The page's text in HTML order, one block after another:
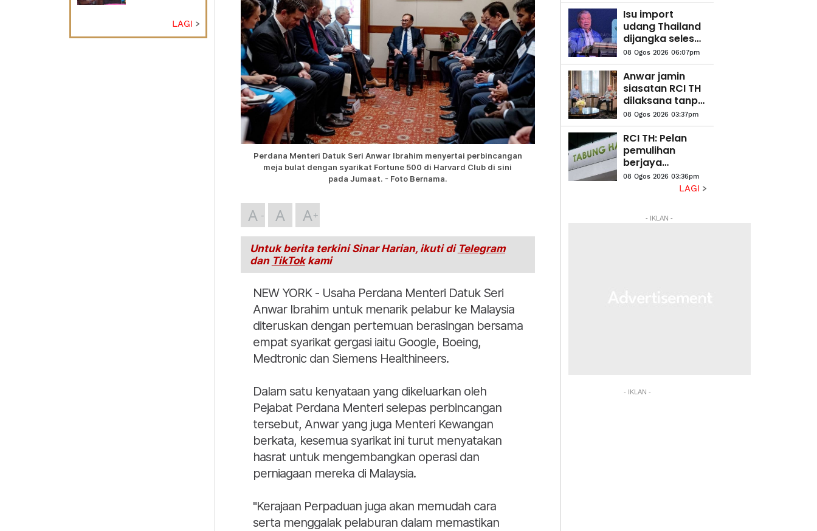
Penganalisis
LAGI
Perdana Menteri Datuk Seri Anwar Ibrahim menyertai perbincangan
meja bulat dengan syarikat Fortune 500 di Harvard Club di sini
pada Jumaat. - Foto Bernama.
A A A
Untuk berita terkini Sinar Harian, ikuti di Telegram
dan TikTokkami
NEW YORK - Usaha Perdana Menteri Datuk Seri
Anwar Ibrahim untuk menarik pelabur ke Malaysia
diteruskan dengan pertemuan berasingan bersama
empat syarikat gergasi iaitu Google, Boeing,
Medtronic dan Siemens Healthineers.
Dalam satu kenyataan yang dikeluarkan oleh
Pejabat Perdana Menteri selepas perbincangan
tersebut, Anwar yang juga Menteri Kewangan
berkata, kesemua syarikat ini turut menyatakan
hasrat untuk mengembangkan operasi dan
perniagaan mereka di Malaysia.
"Kerajaan Perpaduan juga akan memudah cara
serta menggalak pelaburan dalam memastikan
Isu import
udang Thailand
dijangka selesai
pertengahan
bulan ini –
Mohamad Sabu
08 Ogos 2026 06:07pm
Anwar jamin
siasatan RCI TH
dilaksana tanpa
kompromi
08 Ogos 2026 03:37pm
RCI TH: Pelan
pemulihan
berjaya
kukuhkan
08 Ogos 2026 03:36pm
LAGI
- IKLAN -
- IKLAN -